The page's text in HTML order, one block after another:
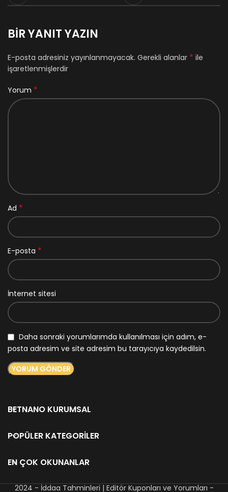
BIR YANIT YAZIN
E-posta adresiniz yayınlanmayacak. Gerekli alanlar * ile
işaretlenmişlerdir
Yorum *
Ad *
E-posta *
İnternet sitesi
Daha sonraki yorumlarımda kullanılması için adım, e-
posta adresim ve site adresim bu tarayıcıya kaydedilsin.
BETNANO KURUMSAL
POPÜLER KATEGORILER
EN ÇOK OKUNANLAR
2024 - İddaa Tahminleri | Editör Kuponları ve Yorumları -